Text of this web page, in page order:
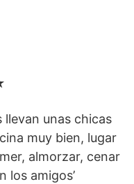
llevan unas chicas
muy bien, lugar
almorzar, cenar
los amigos’